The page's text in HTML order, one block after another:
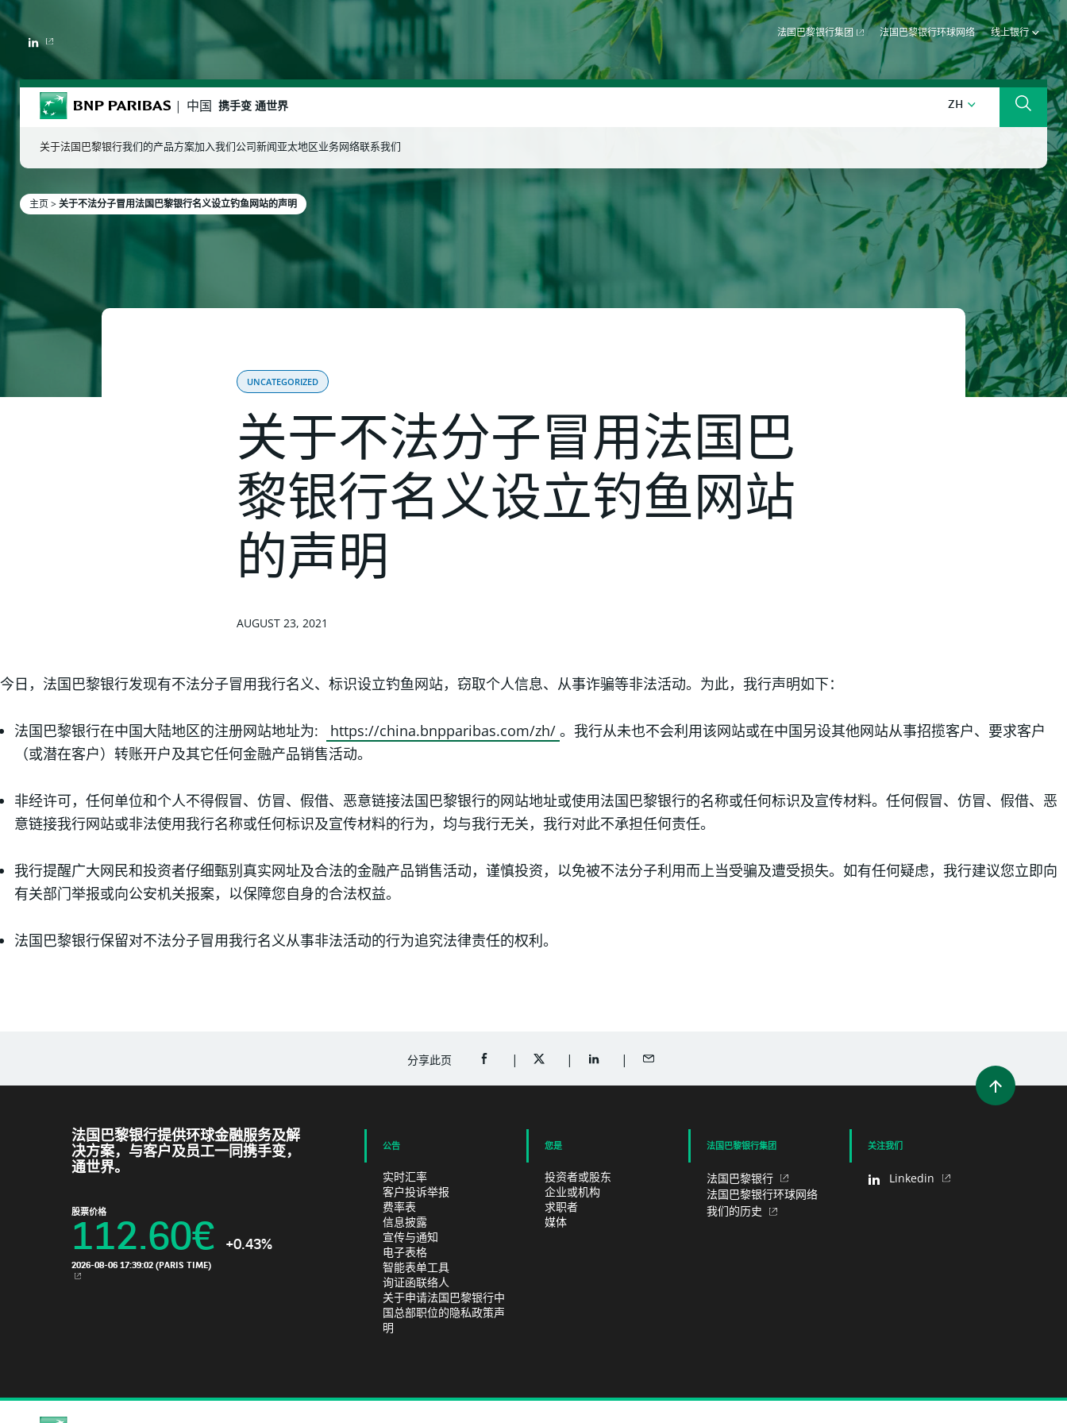
LINKEDIN
法国巴黎银行集团 法国巴黎银行环球网络 线上银行
BNP Paribas 中国 携手变 通世界 ZH 中文 (中国) 搜索
输入字词作搜索 搜索
关于法国巴黎银行我们的产品方案加入我们 公司新闻 亚太地区业务网络联系我们
主页>关于不法分子冒用法国巴黎银行名义设立钓鱼网站的声明
UNCATEGORIZED
关于不法分子冒用法国巴
黎银行名义设立钓鱼网站
的声明
AUGUST 23, 2021
今日，法国巴黎银行发现有不法分子冒用我行名义、标识设立钓鱼网站，窃取个人信息、从事诈骗等非法活动。为此，我行声明如下：
法国巴黎银行在中国大陆地区的注册网站地址为: https://china.bnpparibas.com/zh/ 。我行从未也不会利用该网站或在中国另设其他网站从事招揽客户、要求客户
（或潜在客户）转账开户及其它任何金融产品销售活动。
非经许可，任何单位和个人不得假冒、仿冒、假借、恶意链接法国巴黎银行的网站地址或使用法国巴黎银行的名称或任何标识及宣传材料。任何假冒、仿冒、假借、恶
意链接我行网站或非法使用我行名称或任何标识及宣传材料的行为，均与我行无关，我行对此不承担任何责任。
我行提醒广大网民和投资者仔细甄别真实网址及合法的金融产品销售活动，谨慎投资，以免被不法分子利用而上当受骗及遭受损失。如有任何疑虑，我行建议您立即向
有关部门举报或向公安机关报案，以保障您自身的合法权益。
法国巴黎银行保留对不法分子冒用我行名义从事非法活动的行为追究法律责任的权利。
分享此页 分享至FACEBOOK（开启新视窗）
分享至TWITTER（开启新视窗）
分享至LINKEDIN（开启新视窗）
以电邮分享
法国巴黎银行提供环球金融服务及解
决方案，与客户及员工一同携手变，
通世界。
股票价格
112.60€ +0.43%
2026-08-06 17:39:02 (PARIS TIME)
新视窗
公告
实时汇率
客户投诉举报
费率表
信息披露
宣传与通知
电子表格
智能表单工具
询证函联络人
关于申请法国巴黎银行中
国总部职位的隐私政策声
明
您是
投资者或股东
企业或机构
求职者
媒体
法国巴黎银行集团
法国巴黎银行
法国巴黎银行环球网络
我们的历史
关注我们
Linkedin